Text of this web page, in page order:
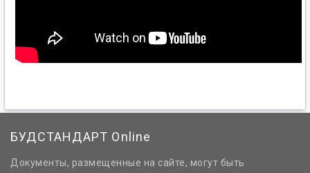
БУДСТАНДАРТ Online
Документы, размещенные на сайте, могут быть